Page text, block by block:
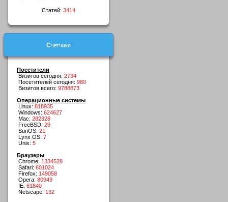
Статей: 3414
Счетчики
Посетители
Визитов сегодня: 2734
Посетителей сегодня: 980
Визитов всего: 9788873
Операционные системы
Linux: 818935
Windows: 624627
Mac: 282328
FreeBSD: 29
SunOS: 21
Lynx OS: 7
Unix: 5
Браузеры
Chrome: 1334528
Safari: 601024
Firefox: 149058
Opera: 80949
IE: 61840
Netscape: 132